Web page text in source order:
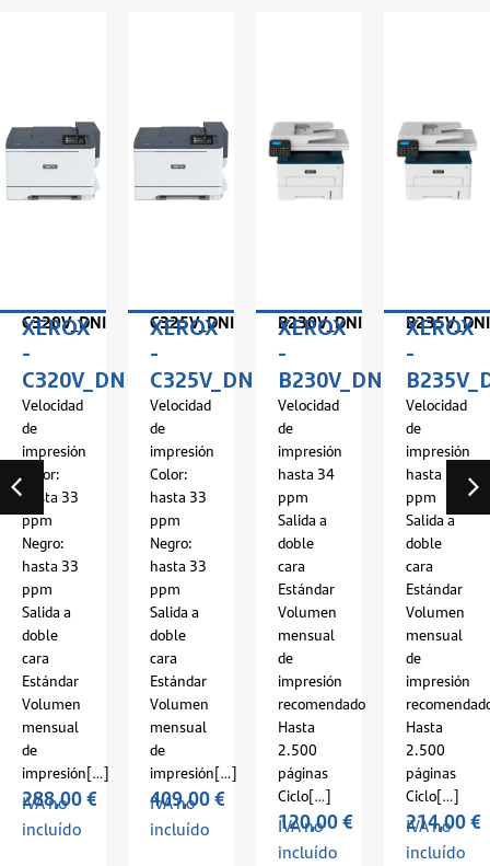
C320V_DNI
XEROX
-
C320V_DNI
Velocidad
de
impresión
Color:
hasta 33
ppm
Negro:
hasta 33
ppm
Salida a
doble
cara
Estándar
Volumen
mensual
de
impresión[…]
288,00€
IVA no
incluído
C325V_DNI
XEROX
-
C325V_DNI
Velocidad
de
impresión
Color:
hasta 33
ppm
Negro:
hasta 33
ppm
Salida a
doble
cara
Estándar
Volumen
mensual
de
impresión[…]
409,00€
IVA no
incluído
B230V_DNI
XEROX
-
B230V_DNI
Velocidad
de
impresión
hasta 34
ppm
Salida a
doble
cara
Estándar
Volumen
mensual
de
impresión
recomendado
Hasta
2.500
páginas
Ciclo[…]
120,00€
IVA no
incluído
B235V_DNI
XEROX
-
Velocidad
de
impresión
hasta 34
ppm
Salida a
doble
cara
Estándar
Volumen
mensual
de
impresión
Hasta
2.500
páginas
Ciclo[…]
214,00€
IVA no
incluído